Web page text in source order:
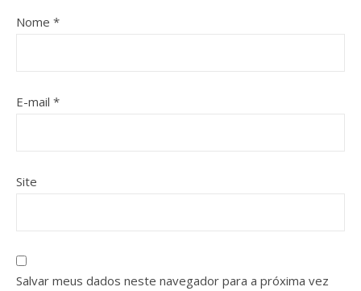
Nome *
E-mail *
Site
Salvar meus dados neste navegador para a próxima vez